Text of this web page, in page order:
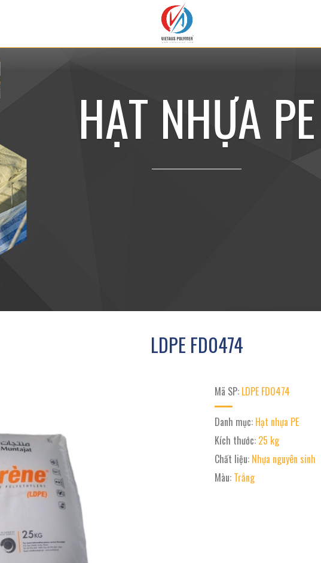
HẠT NHỰA PE
LDPE FD0474
Mã SP: LDPE FD0474
Danh mục: Hạt nhựa PE
Kích thước: 25 kg
Chất liệu: Nhựa nguyên sinh
Màu: Trắng